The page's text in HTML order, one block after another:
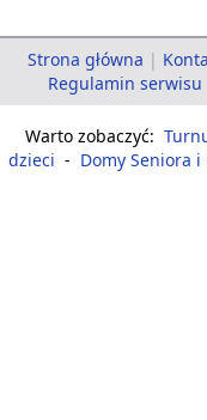
Strona główna |
Regulamin serwisu
Warto zobaczyć:
dzieci - Domy Seniora i